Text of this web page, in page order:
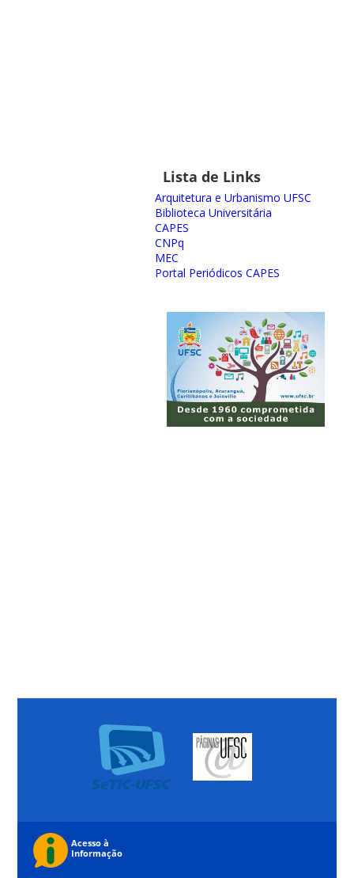
Lista de Links
Arquitetura e Urbanismo UFSC
Biblioteca Universitária
CAPES
CNPq
MEC
Portal Periódicos CAPES